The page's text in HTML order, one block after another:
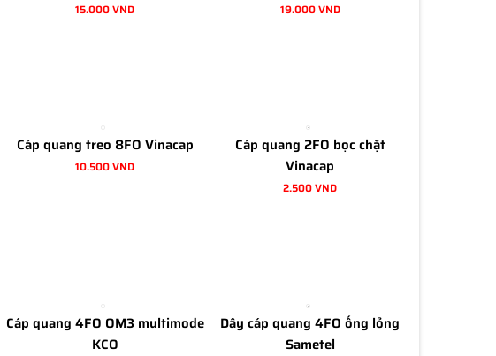
15.000 VND 19.000 VND
Cáp quang treo 8FO Vinacap
10.500 VND
Cáp quang 2FO bọc chặt
Vinacap
2.500 VND
Cáp quang 4FO OM3 multimode
KCO
Dây cáp quang 4FO ống lỏng
Sametel